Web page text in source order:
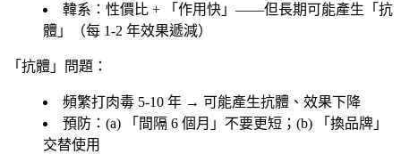
韓系：性價比 + 「 作用快 」——但長期可能產生「 抗
體 」（每 1-2 年效果遞減）
「抗體」問題：
頻繁打肉毒 5-10 年 → 可能產生抗體、效果下降
預防 ：(a) 「 間隔 6 個月 」不要更短；(b) 「 換品牌 」
交替使用